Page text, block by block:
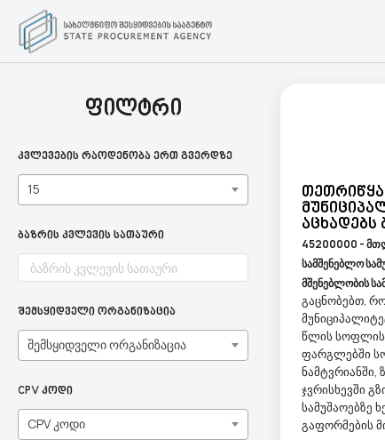
ფილტრი
კვლევების რაოდენობა ერთ გვერდზე
15
ბაზრის კვლევის სათაური
შემსყიდველი ორგანიზაცია
შემსყიდველი ორგანიზაცია
CPV კოდი
CPV კოდი
Აცხადებს
45200000 -
სამშენებლო
მშენებლობის
გაცნობებთ,
წლის სოფლის
ფარგლებში
ნამტვრიანში,
ჯვრისხევში
სამუშაოებზე
გაფორმების